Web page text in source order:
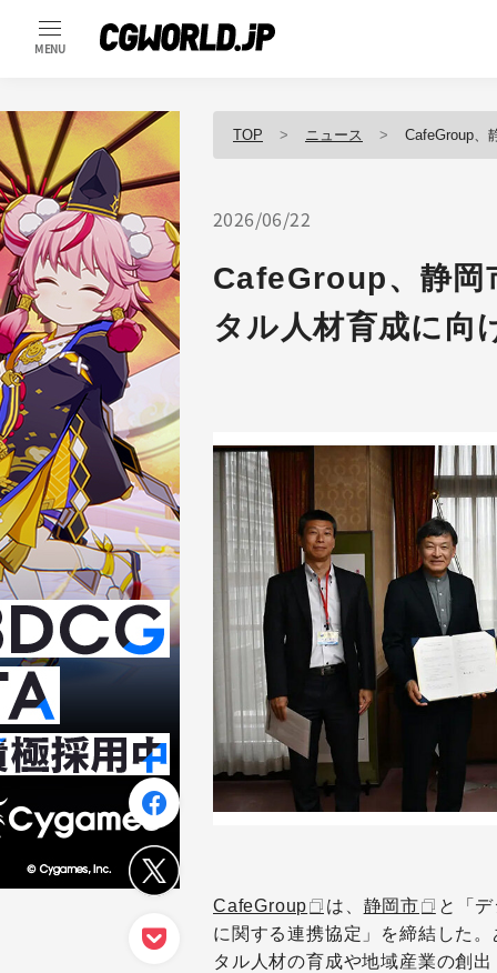
MENU
TOP ニュース CafeGroup、
2026/06/22
CafeGroup、静岡
タル人材育成に向
CafeGroup は、 静岡市
と「
に関する連携協定」を締結した
タル人材の育成や地域産業の創